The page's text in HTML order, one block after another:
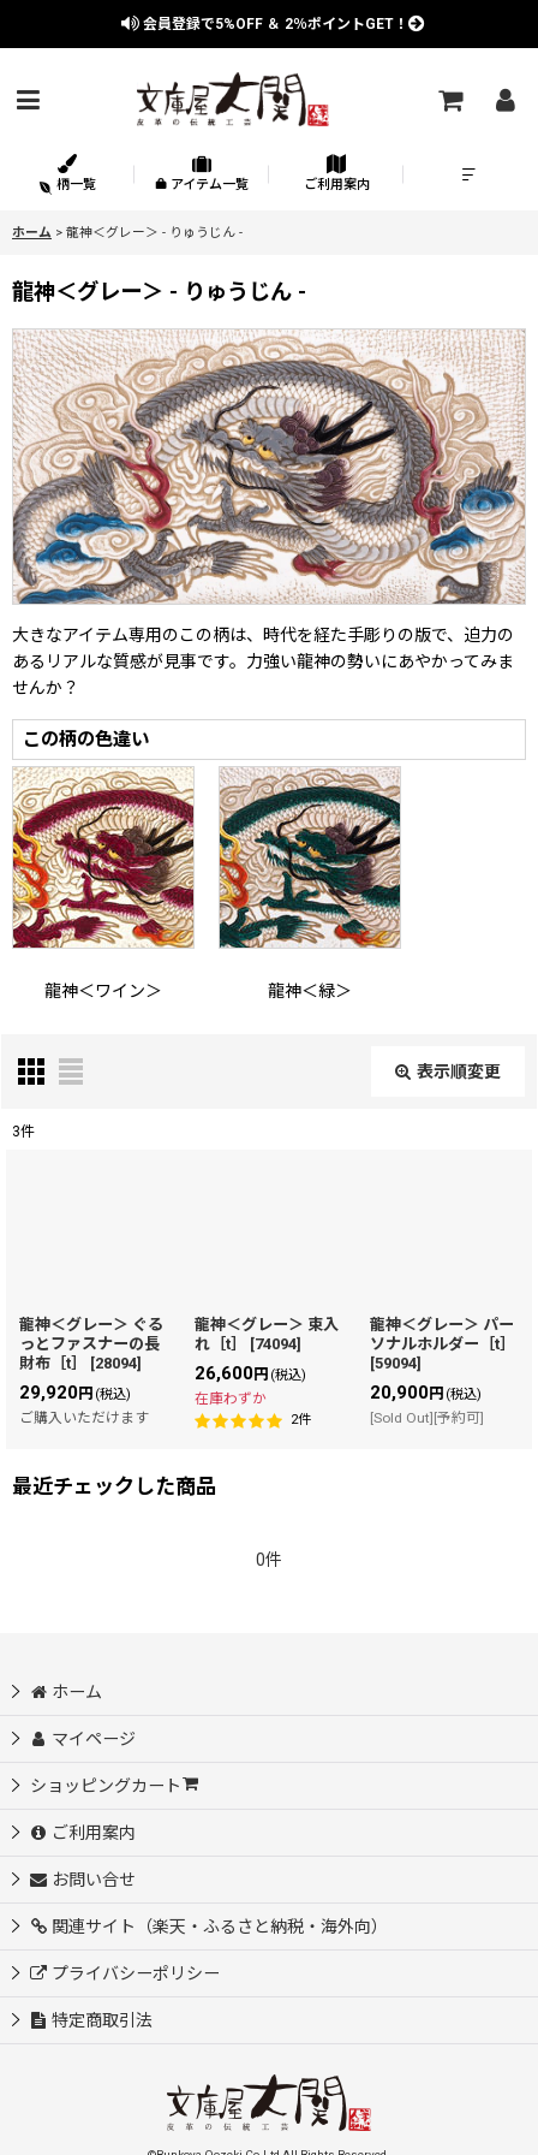
会員登録で5%OFF ＆ 2％ポイントGET！
柄一覧 アイテム一覧 ご利用案内
ホーム > 龍神＜グレー＞ - りゅうじん -
龍神＜グレー＞ - りゅうじん -
大きなアイテム専用のこの柄は、時代を経た手彫りの版で、迫力の
あるリアルな質感が見事です。力強い龍神の勢いにあやかってみま
せんか？
この柄の色違い
龍神＜ワイン＞ 龍神＜緑＞
表示順変更
3件
龍神＜グレー＞ ぐる
っとファスナーの長
財布［t］
[28094]
29,920円 (税込)
ご購入いただけます
龍神＜グレー＞ 束入
れ［t］
[74094]
26,600円 (税込)
在庫わずか
2件
龍神＜グレー＞ パー
ソナルホルダー［t］
[59094]
20,900円 (税込)
[Sold Out][予約可]
最近チェックした商品
0件
ホーム
マイページ
ショッピングカート
ご利用案内
お問い合せ
関連サイト（楽天・ふるさと納税・海外向）
プライバシーポリシー
特定商取引法